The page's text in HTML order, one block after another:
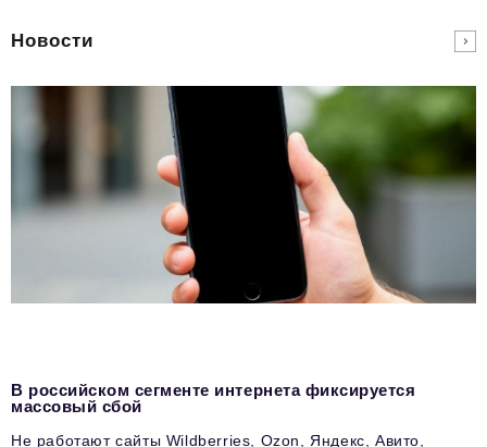
Новости
В российском сегменте интернета фиксируется
массовый сбой
Не работают сайты Wildberries, Ozon, Яндекс, Авито,